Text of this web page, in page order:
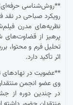
**روش‌شناسی
رویکرد صباحی در نقد
نظریه‌های مدرن
پرهیز از قضاوت‌های
تحلیل فرم و محتوا،
اثر تأکید دارد.
**عضویت در
وی عضو انجمن
در چندین دوره از